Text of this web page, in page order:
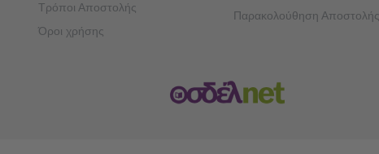
Τρόποι Αποστολής
Όροι χρήσης
Παρακολούθηση Αποστολής